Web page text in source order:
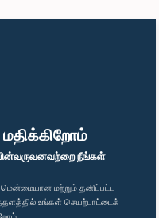
நீங்கள்
மென்மையான மற்றும் தனிப்பட்ட
உங்கள் செயற்பாட்டைக்